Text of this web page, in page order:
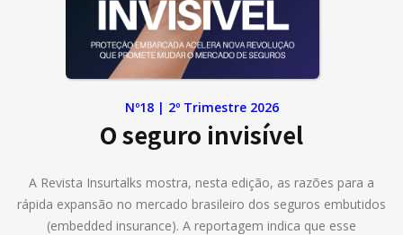
Nº18 | 2º Trimestre 2026
O seguro invisível
A Revista Insurtalks mostra, nesta edição, as razões para a
rápida expansão no mercado brasileiro dos seguros embutidos
(embedded insurance). A reportagem indica que esse